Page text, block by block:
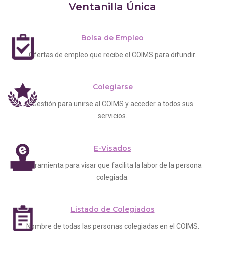
Ventanilla Única
Bolsa de Empleo
Ofertas de empleo que recibe el COIMS para difundir.
Colegiarse
Gestión para unirse al COIMS y acceder a todos sus
servicios.
E-Visados
Herramienta para visar que facilita la labor de la persona
colegiada.
Listado de Colegiados
Nombre de todas las personas colegiadas en el COIMS.